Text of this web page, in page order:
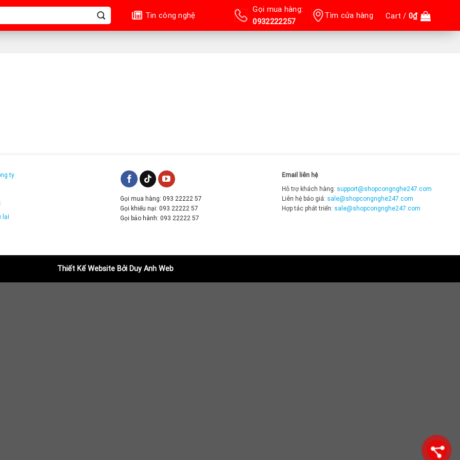
Tin công nghệ
Gọi mua hàng:
0932222257
Tìm cửa hàng Cart /0₫
ty
lại
Gọi mua hàng: 093 22222 57
Gọi khiếu nại: 093 22222 57
Gọi bảo hành: 093 22222 57
Email liên hệ
Hỗ trợ khách hàng: support@shopcongnghe247.com
Liên hệ báo giá: sale@shopcongnghe247.com
Hợp tác phát triển: sale@shopcongnghe247.com
Thiết Kế Website Bởi Duy Anh Web